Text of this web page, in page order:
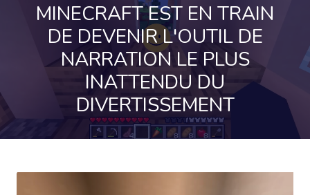
MINECRAFT EST EN TRAIN
DE DEVENIR L'OUTIL DE
NARRATION LE PLUS
INATTENDU DU
DIVERTISSEMENT